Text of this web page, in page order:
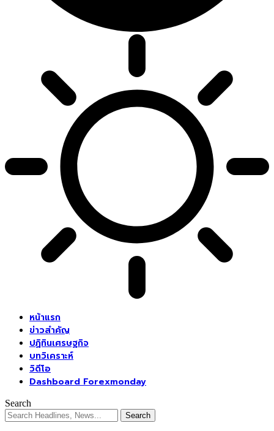
หน้าแรก
ข่าวสำคัญ
ปฏิทินเศรษฐกิจ
บทวิเคราะห์
วิดีโอ
Dashboard Forexmonday
Search